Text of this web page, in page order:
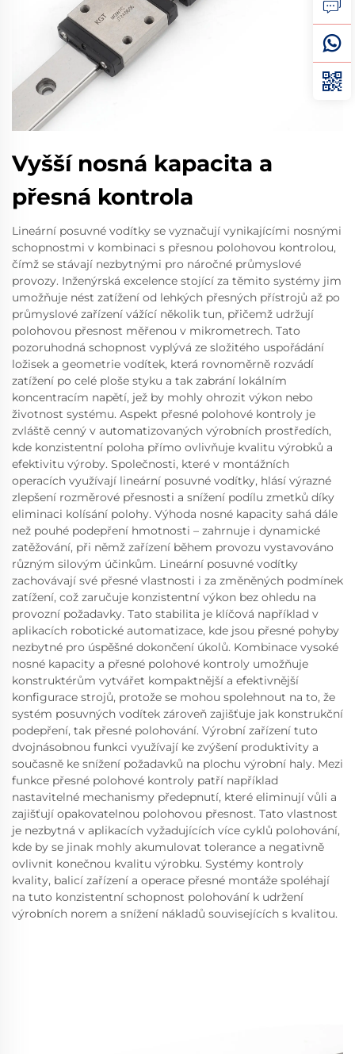
Vyšší nosná kapacita a
přesná kontrola
Lineární posuvné vodítky se vyznačují vynikajícími nosnými
schopnostmi v kombinaci s přesnou polohovou kontrolou,
čímž se stávají nezbytnými pro náročné průmyslové
provozy. Inženýrská excelence stojící za těmito systémy jim
umožňuje nést zatížení od lehkých přesných přístrojů až po
průmyslové zařízení vážící několik tun, přičemž udržují
polohovou přesnost měřenou v mikrometrech. Tato
pozoruhodná schopnost vyplývá ze složitého uspořádání
ložisek a geometrie vodítek, která rovnoměrně rozvádí
zatížení po celé ploše styku a tak zabrání lokálním
koncentracím napětí, jež by mohly ohrozit výkon nebo
životnost systému. Aspekt přesné polohové kontroly je
zvláště cenný v automatizovaných výrobních prostředích,
kde konzistentní poloha přímo ovlivňuje kvalitu výrobků a
efektivitu výroby. Společnosti, které v montážních
operacích využívají lineární posuvné vodítky, hlásí výrazné
zlepšení rozměrové přesnosti a snížení podílu zmetků díky
eliminaci kolísání polohy. Výhoda nosné kapacity sahá dále
než pouhé podepření hmotnosti – zahrnuje i dynamické
zatěžování, při němž zařízení během provozu vystavováno
různým silovým účinkům. Lineární posuvné vodítky
zachovávají své přesné vlastnosti i za změněných podmínek
zatížení, což zaručuje konzistentní výkon bez ohledu na
provozní požadavky. Tato stabilita je klíčová například v
aplikacích robotické automatizace, kde jsou přesné pohyby
nezbytné pro úspěšné dokončení úkolů. Kombinace vysoké
nosné kapacity a přesné polohové kontroly umožňuje
konstruktérům vytvářet kompaktnější a efektivnější
konfigurace strojů, protože se mohou spolehnout na to, že
systém posuvných vodítek zároveň zajišťuje jak konstrukční
podepření, tak přesné polohování. Výrobní zařízení tuto
dvojnásobnou funkci využívají ke zvýšení produktivity a
současně ke snížení požadavků na plochu výrobní haly. Mezi
funkce přesné polohové kontroly patří například
nastavitelné mechanismy předepnutí, které eliminují vůli a
zajišťují opakovatelnou polohovou přesnost. Tato vlastnost
je nezbytná v aplikacích vyžadujících více cyklů polohování,
kde by se jinak mohly akumulovat tolerance a negativně
ovlivnit konečnou kvalitu výrobku. Systémy kontroly
kvality, balicí zařízení a operace přesné montáže spoléhají
na tuto konzistentní schopnost polohování k udržení
výrobních norem a snížení nákladů souvisejících s kvalitou.